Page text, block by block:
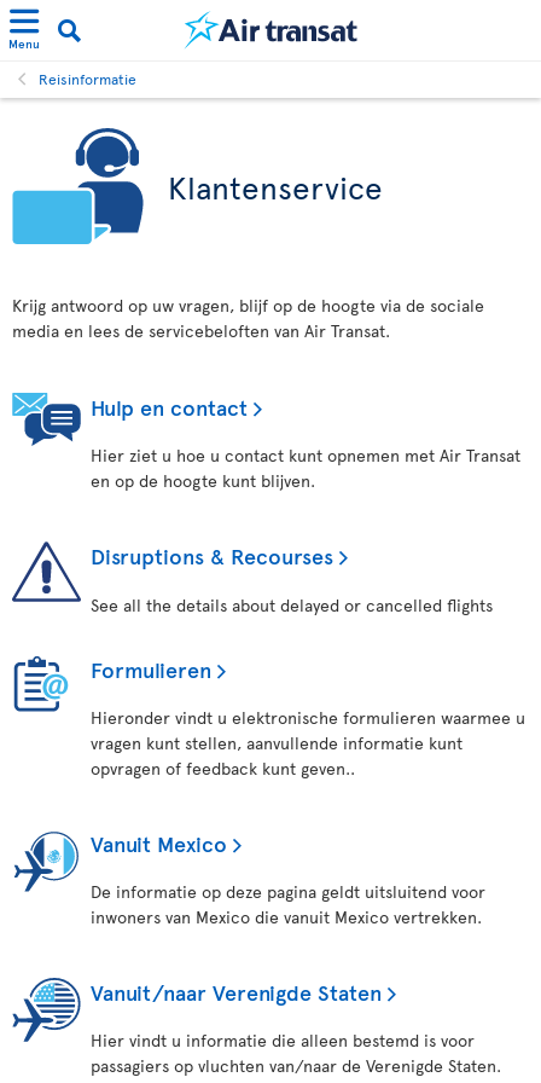
Menu
Reisinformatie
Klantenservice
Krijg antwoord op uw vragen, blijf op de hoogte via de sociale
media en lees de servicebeloften van Air Transat.
Hulp en contact
Hier ziet u hoe u contact kunt opnemen met Air Transat
en op de hoogte kunt blijven.
Disruptions & Recourses
See all the details about delayed or cancelled flights
Formulieren
Hieronder vindt u elektronische formulieren waarmee u
vragen kunt stellen, aanvullende informatie kunt
opvragen of feedback kunt geven..
Vanuit Mexico
De informatie op deze pagina geldt uitsluitend voor
inwoners van Mexico die vanuit Mexico vertrekken.
Vanuit/naar Verenigde Staten
Hier vindt u informatie die alleen bestemd is voor
passagiers op vluchten van/naar de Verenigde Staten.